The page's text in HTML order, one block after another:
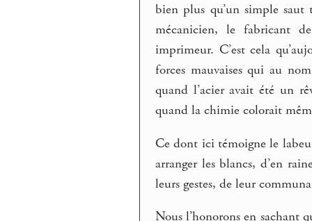
bien plus qu’un simple saut
mécanicien, le fabricant
imprimeur. C’est cela
forces mauvaises qui au
quand l’acier avait été un
quand la chimie colorait
Ce dont ici témoigne le
arranger les blancs, d’en
leurs gestes, de leur
Nous l’honorons en sachant